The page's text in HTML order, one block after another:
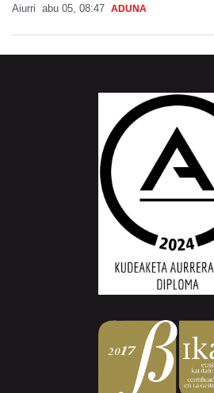
Aiurri abu 05, 08:47 ADUNA